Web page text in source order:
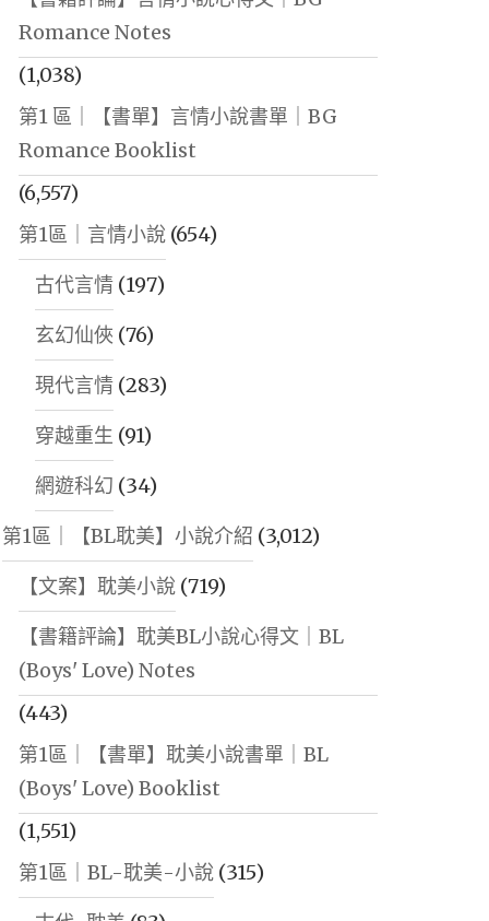
Romance Notes
(1,038)
第1 區｜【書單】言情小說書單｜BG
Romance Booklist
(6,557)
第1區｜言情小說(654)
古代言情(197)
玄幻仙俠 (76)
現代言情(283)
穿越重生 (91)
網遊科幻 (34)
第1區｜【BL耽美】小說介紹 (3,012)
【文案】耽美小說(719)
【書籍評論】耽美BL小說心得文｜BL
(Boys' Love) Notes
(443)
第1區｜【書單】耽美小說書單｜BL
(Boys' Love) Booklist
(1,551)
第1區｜BL-耽美-小說(315)